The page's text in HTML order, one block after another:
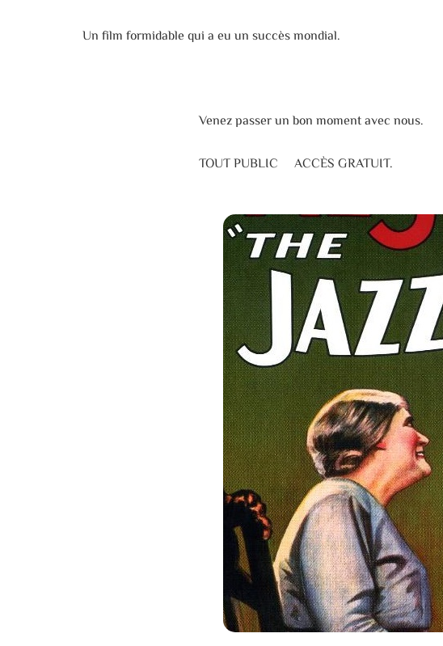
Un film formidable qui a eu un succès mondial.
Venez passer un bon moment avec nous.
TOUT PUBLIC ACCÈS GRATUIT.